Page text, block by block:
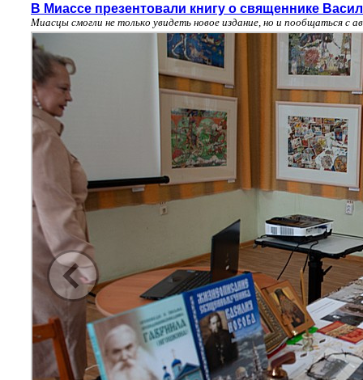
В Миассе презентовали книгу о священнике
Миасцы смогли не только увидеть новое издание, но и пообщаться с